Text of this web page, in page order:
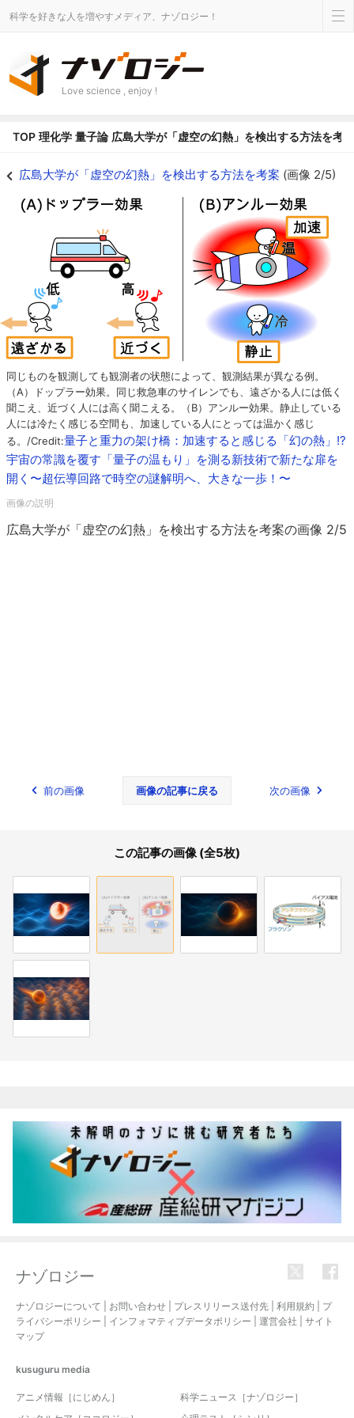
科学を好きな人を増やすメディア、ナゾロジー！
Love science , enjoy !
TOP 理化学 量子論 広島大学が「虚空の幻熱」を検出する方法を考案
広島大学が「虚空の幻熱」を検出する方法を考案 (画像 2/5)
同じものを観測しても観測者の状態によって、観測結果が異なる例。
（A）ドップラー効果。同じ救急車のサイレンでも、遠ざかる人には低く
聞こえ、近づく人には高く聞こえる。（B）アンルー効果。静止している
人には冷たく感じる空間も、加速している人にとっては温かく感じ
る。/Credit:量子と重力の架け橋：加速すると感じる「幻の熱」!?
宇宙の常識を覆す「量子の温もり」を測る新技術で新たな扉を
開く〜超伝導回路で時空の謎解明へ、大きな一歩！〜
広島大学が「虚空の幻熱」を検出する方法を考案の画像 2/5
前の画像 画像の記事に戻る 次の画像
この記事の画像 (全5枚)
ナゾロジー
ナゾロジーについて お問い合わせ プレスリリース送付先 利用規約
プ
ライバシーポリシー
インフォマティブデータポリシー 運営会社
サイト
マップ
kusuguru media
アニメ情報［にじめん］
科学ニュース［ナゾロジー］